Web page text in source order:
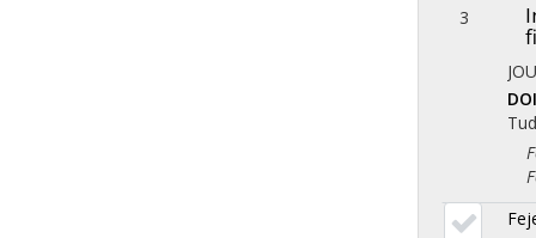
3
DOI